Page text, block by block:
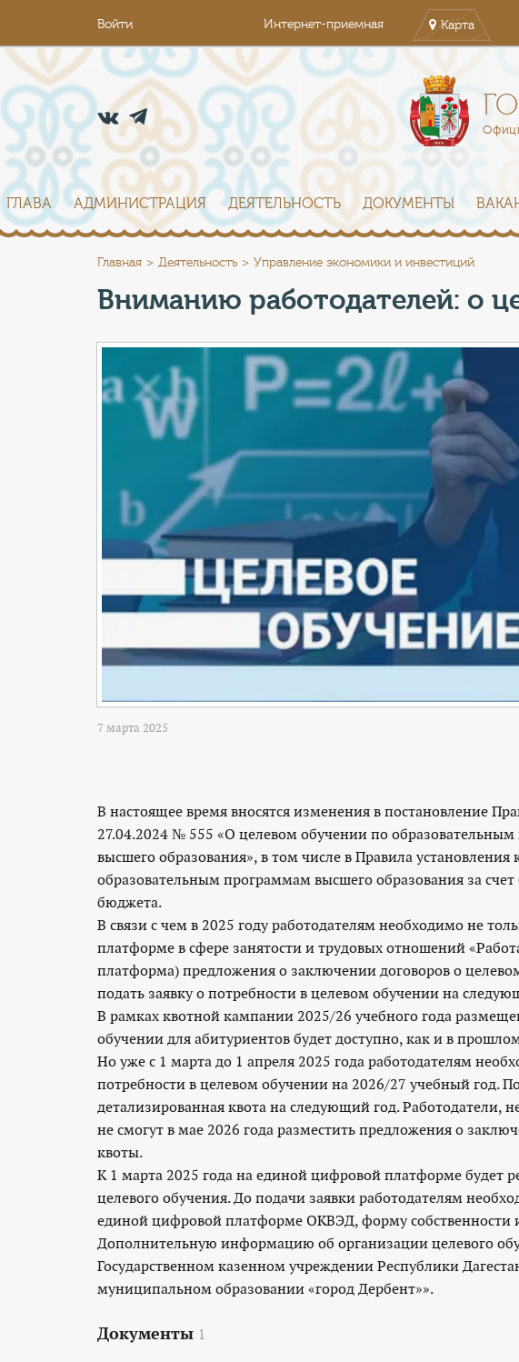
Войти Интернет-приемная Карта
ГЛАВА АДМИНИСТРАЦИЯ ДЕЯТЕЛЬНОСТЬ ДОКУМЕНТЫ
Главная Деятельность Управление экономики и инвестиций
Вниманию работодателей: о
7 марта 2025
В настоящее время вносятся изменения в постановление
27.04.2024 № 555 «О целевом обучении по
высшего образования», в том числе в Правила
образовательным программам высшего образования за
бюджета.
В связи с чем в 2025 году работодателям необходимо не
платформе в сфере занятости и трудовых отношений
платформа) предложения о заключении договоров о
подать заявку о потребности в целевом обучении на
В рамках квотной кампании 2025/26 учебного года
обучении для абитуриентов будет доступно, как и в
Но уже с 1 марта до 1 апреля 2025 года работодателям
потребности в целевом обучении на 2026/27 учебный год.
детализированная квота на следующий год. Работодатели,
не смогут в мае 2026 года разместить предложения о
квоты.
К 1 марта 2025 года на единой цифровой платформе будет
целевого обучения. До подачи заявки работодателям
единой цифровой платформе ОКВЭД, форму собственности
Дополнительную информацию об организации целевого
Государственном казенном учреждении Республики
муниципальном образовании «город Дербент»».
Документы 1